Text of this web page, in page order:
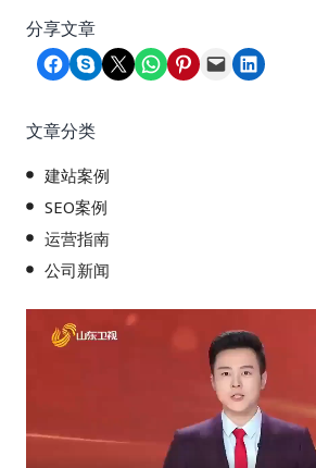
分享文章
Share on Facebook
Share on Skype
Share on X Share on WhatsApp
Share on Pinterest
Email this PageShare on LinkedIn
文章分类
建站案例
SEO案例
运营指南
公司新闻